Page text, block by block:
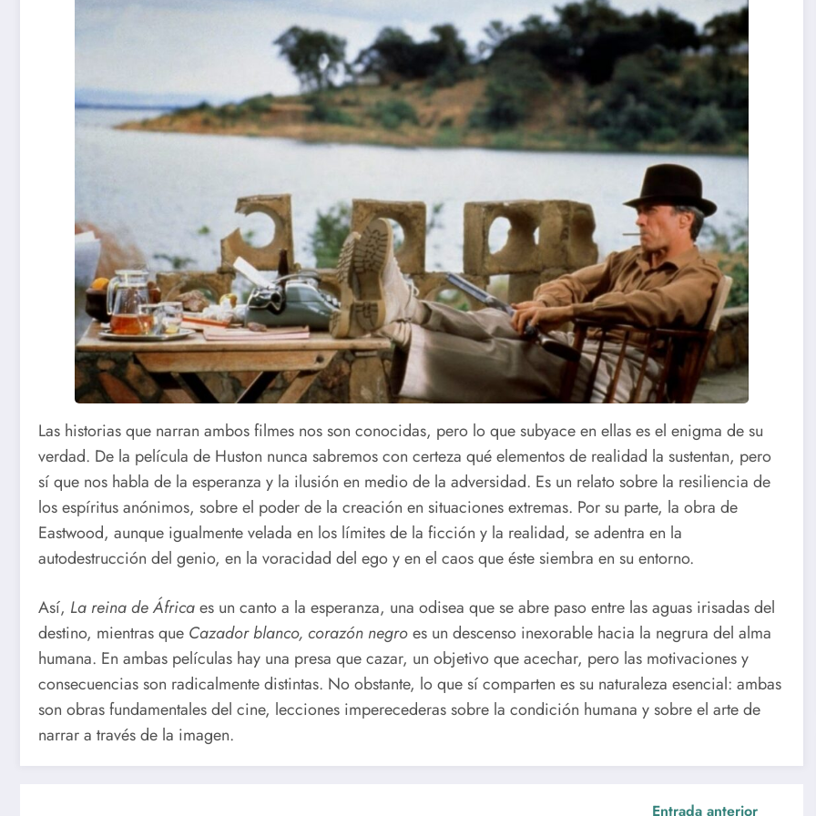
Las historias que narran ambos filmes nos son conocidas, pero lo que subyace en ellas es el enigma de su
verdad. De la película de Huston nunca sabremos con certeza qué elementos de realidad la sustentan, pero
sí que nos habla de la esperanza y la ilusión en medio de la adversidad. Es un relato sobre la resiliencia de
los espíritus anónimos, sobre el poder de la creación en situaciones extremas. Por su parte, la obra de
Eastwood, aunque igualmente velada en los límites de la ficción y la realidad, se adentra en la
autodestrucción del genio, en la voracidad del ego y en el caos que éste siembra en su entorno.
Así, La reina de Áfricaes un canto a la esperanza, una odisea que se abre paso entre las aguas irisadas del
destino, mientras que Cazador blanco, corazón negroes un descenso inexorable hacia la negrura del alma
humana. En ambas películas hay una presa que cazar, un objetivo que acechar, pero las motivaciones y
consecuencias son radicalmente distintas. No obstante, lo que sí comparten es su naturaleza esencial: ambas
son obras fundamentales del cine, lecciones imperecederas sobre la condición humana y sobre el arte de
narrar a través de la imagen.
Entrada anterior